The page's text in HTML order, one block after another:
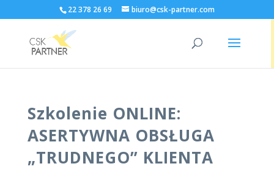
22 378 26 69 biuro@csk-partner.com
Szkolenie ONLINE:
ASERTYWNA OBSŁUGA
„TRUDNEGO” KLIENTA